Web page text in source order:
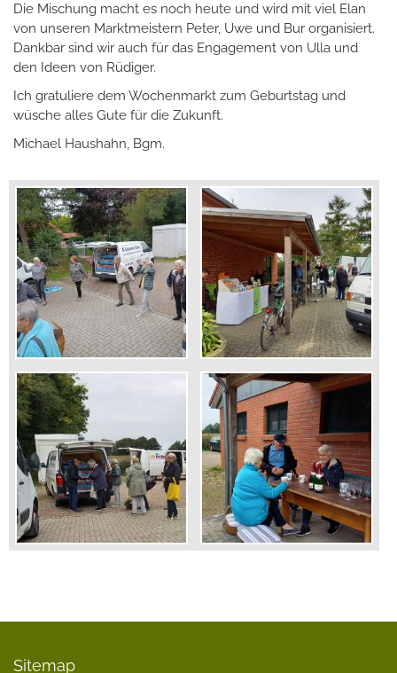
Die Mischung macht es noch heute und wird mit viel Elan
von unseren Marktmeistern Peter, Uwe und Bur organisiert.
Dankbar sind wir auch für das Engagement von Ulla und
den Ideen von Rüdiger.
Ich gratuliere dem Wochenmarkt zum Geburtstag und
wüsche alles Gute für die Zukunft.
Michael Haushahn, Bgm.
Sitemap